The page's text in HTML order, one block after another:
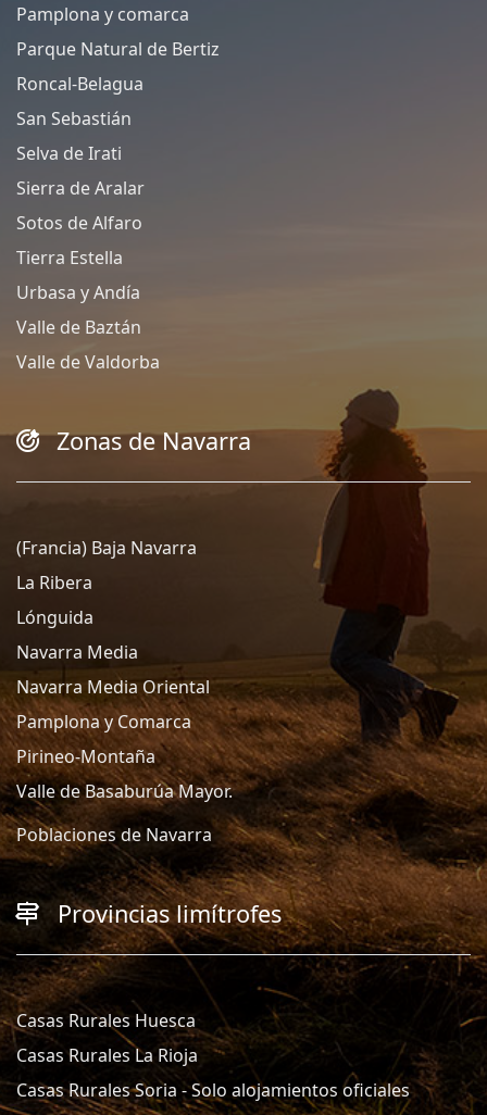
Pamplona y comarca
Parque Natural de Bertiz
Roncal-Belagua
San Sebastián
Selva de Irati
Sierra de Aralar
Sotos de Alfaro
Tierra Estella
Urbasa y Andía
Valle de Baztán
Valle de Valdorba
Zonas de Navarra
(Francia) Baja Navarra
La Ribera
Lónguida
Navarra Media
Navarra Media Oriental
Pamplona y Comarca
Pirineo-Montaña
Valle de Basaburúa Mayor.
Poblaciones de Navarra
Provincias limítrofes
Casas Rurales Huesca
Casas Rurales La Rioja
Casas Rurales Soria - Solo alojamientos oficiales